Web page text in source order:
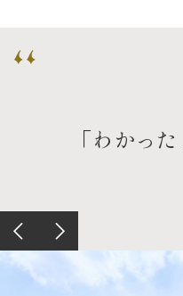
「わかっ